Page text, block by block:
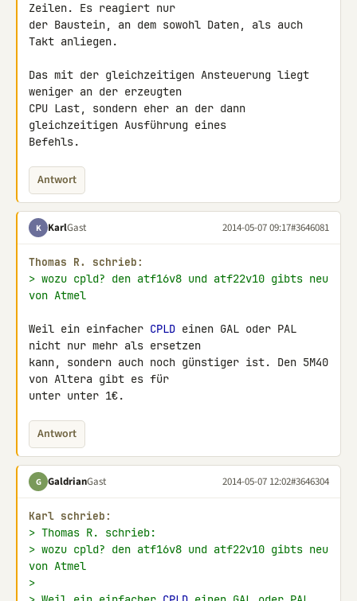
Zeilen. Es reagiert nur
der Baustein, an dem sowohl Daten, als auch
Takt anliegen.
Das mit der gleichzeitigen Ansteuerung liegt
weniger an der erzeugten
CPU Last, sondern eher an der dann
gleichzeitigen Ausführung eines
Befehls.
Antwort
K KarlGast 2014-05-07 09:17#3646081
Thomas R. schrieb:
> wozu cpld? den atf16v8 und atf22v10 gibts neu
von Atmel
Weil ein einfacher CPLD einen GAL oder PAL
nicht nur mehr als ersetzen
kann, sondern auch noch günstiger ist. Den 5M40
von Altera gibt es für
unter unter 1€.
Antwort
G GaldrianGast 2014-05-07 12:02#3646304
Karl schrieb:
> Thomas R. schrieb:
> wozu cpld? den atf16v8 und atf22v10 gibts neu
von Atmel
>